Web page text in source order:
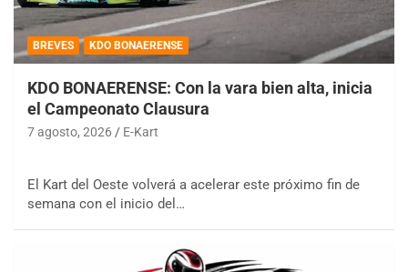
BREVES KDO BONAERENSE
KDO BONAERENSE: Con la vara bien alta, inicia
el Campeonato Clausura
7 agosto, 2026 E-Kart
El Kart del Oeste volverá a acelerar este próximo fin de
semana con el inicio del…